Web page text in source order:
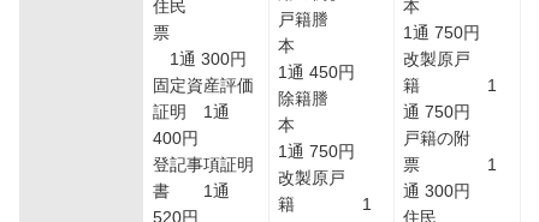
住民
票
1通 300円
固定資産評価
証明 1通
400円
登記事項証明
書 1通
520円
戸籍謄
本
1通 450円
除籍謄
本
1通 750円
改製原戸
籍 1
本
1通 750円
改製原戸
籍 1
通 750円
戸籍の附
票 1
通 300円
住民